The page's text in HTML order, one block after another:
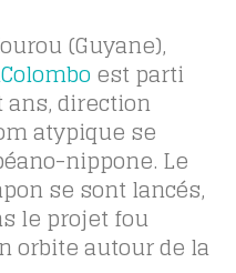
(Guyane),
est parti
direction
atypique se
nippone. Le
se sont lancés,
le projet fou
orbite autour de la